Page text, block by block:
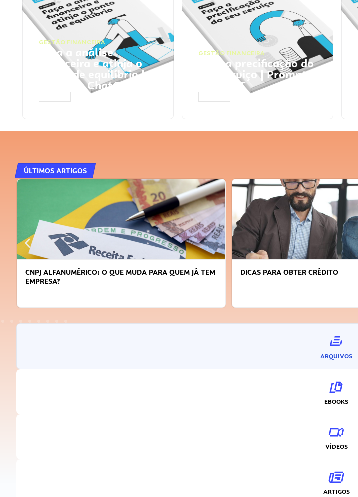
GESTÃO FINANCEIRA
Faça a análise
financeira e atinja o
ponto de equilíbrio |
Prompts ChatGPT
GESTÃO FINANCEIRA
Faça a precificação do
seu serviço | Prompts
ChatGPT
ÚLTIMOS ARTIGOS
CNPJ ALFANUMÉRICO: O QUE MUDA PARA QUEM JÁ TEM
EMPRESA?
DICAS PARA OBTER CRÉDITO
ARQUIVOS
EBOOKS
VÍDEOS
ARTIGOS